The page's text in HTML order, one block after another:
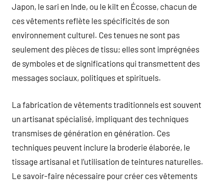
Japon, le sari en Inde, ou le kilt en Écosse, chacun de
ces vêtements reflète les spécificités de son
environnement culturel. Ces tenues ne sont pas
seulement des pièces de tissu; elles sont imprégnées
de symboles et de significations qui transmettent des
messages sociaux, politiques et spirituels.
La fabrication de vêtements traditionnels est souvent
un artisanat spécialisé, impliquant des techniques
transmises de génération en génération. Ces
techniques peuvent inclure la broderie élaborée, le
tissage artisanal et l’utilisation de teintures naturelles.
Le savoir-faire nécessaire pour créer ces vêtements